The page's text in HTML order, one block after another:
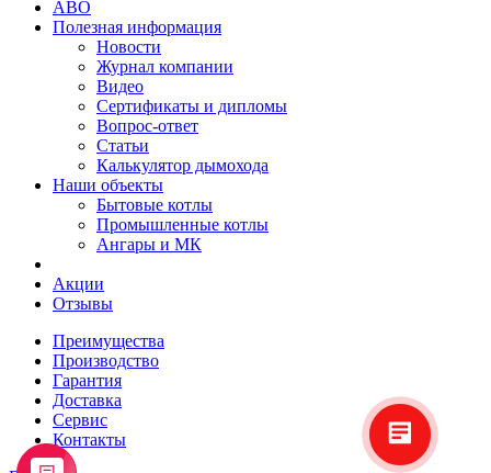
АВО
Полезная информация
Новости
Журнал компании
Видео
Сертификаты и дипломы
Вопрос-ответ
Статьи
Калькулятор дымохода
Наши объекты
Бытовые котлы
Промышленные котлы
Ангары и МК
Акции
Отзывы
Преимущества
Производство
Гарантия
Доставка
Сервис
Контакты